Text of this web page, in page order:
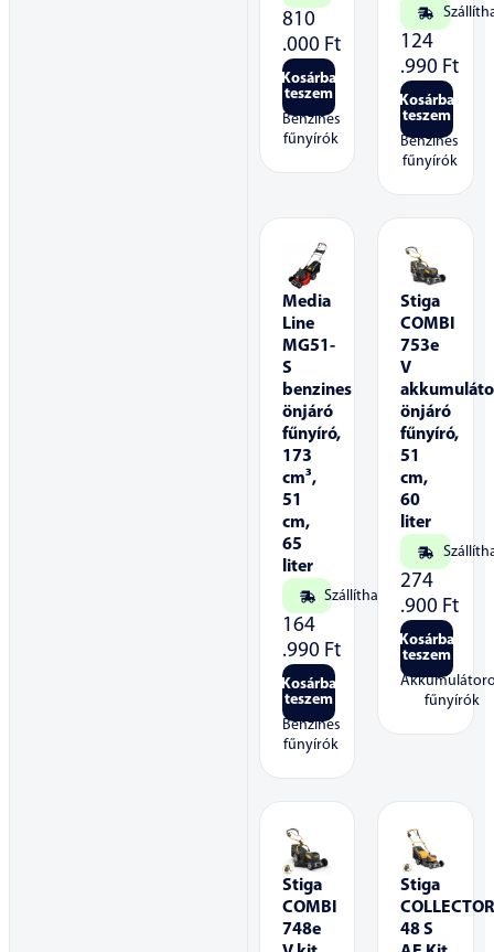
810
.000 Ft
Kosárba
teszem
Benzines
fűnyírók
124
.990 Ft
Kosárba
teszem
Benzines
fűnyírók
Media
Line
MG51-
S
benzines
önjáró
fűnyíró,
173
cm³,
51
cm,
65
liter
Szállítható
164
.990 Ft
Kosárba
teszem
Benzines
fűnyírók
Stiga
COMBI
753e
V
önjáró
fűnyíró,
51
cm,
60
liter
274
.900 Ft
Kosárba
teszem
fűnyírók
Stiga
COMBI
748e
Stiga
COLLECTOR
48 S